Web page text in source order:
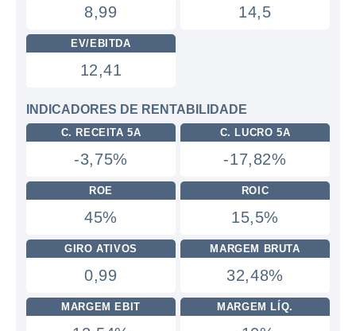
8,99 14,5
EV/EBITDA
12,41
INDICADORES DE RENTABILIDADE
C. RECEITA 5A
-3,75%
C. LUCRO 5A
-17,82%
ROE
45%
ROIC
15,5%
GIRO ATIVOS
0,99
MARGEM BRUTA
32,48%
MARGEM EBIT MARGEM LÍQ.